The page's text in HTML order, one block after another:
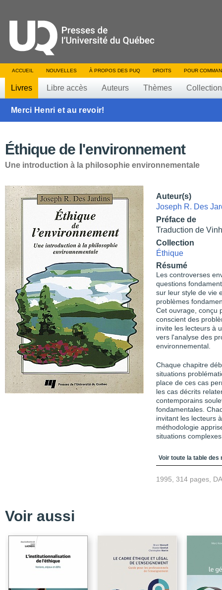
ACCUEIL NOUVELLES À PROPOS DES PUQ DROITS POUR
Livres Libre accès Auteurs Thèmes
Merci Henri et au revoir!
Éthique de l'environnement
Une introduction à la philosophie environnementale
Auteur(s)
Joseph R. Des
Préface de
Traduction de
Collection
Éthique
Résumé
Les controverses
questions
sur leur style de vie
problèmes
Cet ouvrage, conçu
conscient des
invite les lecteurs à
vers l'analyse des
environnemental.
Chaque chapitre
situations
place de ces cas
les cas décrits
contemporains
fondamentales.
invitant les lecteurs
méthodologie
situations
Table des
Voir toute la table des
1995, 314 pages,
Voir aussi